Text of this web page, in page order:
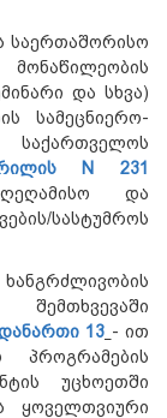
საერთაშორისო
და სხვა)
სამეცნიერო-
საქართველოს
N 231
და
სასტუმროს
13 - ით
პროგრამების
უცხოეთში
ყოველთვიური